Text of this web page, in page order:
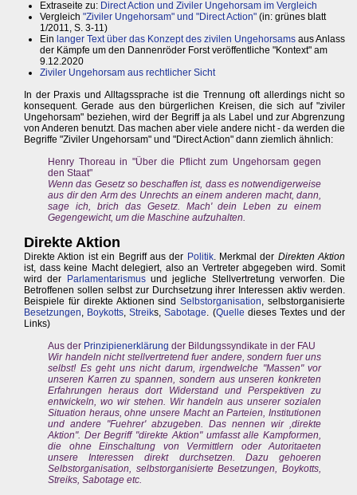
Extraseite zu: Direct Action und Ziviler Ungehorsam im Vergleich
Vergleich "Ziviler Ungehorsam" und "Direct Action" (in: grünes blatt
1/2011, S. 3-11)
Ein langer Text über das Konzept des zivilen Ungehorsams aus Anlass
der Kämpfe um den Dannenröder Forst veröffentliche "Kontext" am
9.12.2020
Ziviler Ungehorsam aus rechtlicher Sicht
In der Praxis und Alltagssprache ist die Trennung oft allerdings nicht so
konsequent. Gerade aus den bürgerlichen Kreisen, die sich auf "ziviler
Ungehorsam" beziehen, wird der Begriff ja als Label und zur Abgrenzung
von Anderen benutzt. Das machen aber viele andere nicht - da werden die
Begriffe "Ziviler Ungehorsam" und "Direct Action" dann ziemlich ähnlich:
Henry Thoreau in "Über die Pflicht zum Ungehorsam gegen
den Staat"
Wenn das Gesetz so beschaffen ist, dass es notwendigerweise
aus dir den Arm des Unrechts an einem anderen macht, dann,
sage ich, brich das Gesetz. Mach' dein Leben zu einem
Gegengewicht, um die Maschine aufzuhalten.
Direkte Aktion
Direkte Aktion ist ein Begriff aus der Politik. Merkmal der Direkten Aktion
ist, dass keine Macht delegiert, also an Vertreter abgegeben wird. Somit
wird der Parlamentarismusund jegliche Stellvertretung verworfen. Die
Betroffenen sollen selbst zur Durchsetzung ihrer Interessen aktiv werden.
Beispiele für direkte Aktionen sindSelbstorganisation , selbstorganisierte
Besetzungen
Boykotts ,Streiks,Sabotage . (Quelle dieses Textes und der
Links)
Aus der Prinzipienerklärung der Bildungssyndikate in der FAU
Wir handeln nicht stellvertretend fuer andere, sondern fuer uns
selbst! Es geht uns nicht darum, irgendwelche "Massen" vor
unseren Karren zu spannen, sondern aus unseren konkreten
Erfahrungen heraus dort Widerstand und Perspektiven zu
entwickeln, wo wir stehen. Wir handeln aus unserer sozialen
Situation heraus, ohne unsere Macht an Parteien, Institutionen
und andere "Fuehrer' abzugeben. Das nennen wir ,direkte
Aktion". Der Begriff "direkte Aktion" umfasst alle Kampformen,
die ohne Einschaltung von Vermittlern oder Autoritaeten
unsere Interessen direkt durchsetzen. Dazu gehoeren
Selbstorganisation, selbstorganisierte Besetzungen, Boykotts,
Streiks, Sabotage etc.